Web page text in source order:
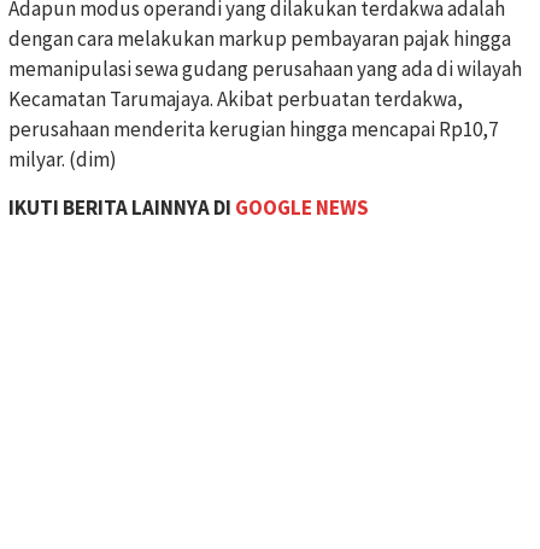
Adapun modus operandi yang dilakukan terdakwa adalah
dengan cara melakukan markup pembayaran pajak hingga
memanipulasi sewa gudang perusahaan yang ada di wilayah
Kecamatan Tarumajaya. Akibat perbuatan terdakwa,
perusahaan menderita kerugian hingga mencapai Rp10,7
milyar. (dim)
IKUTI BERITA LAINNYA DI GOOGLE NEWS